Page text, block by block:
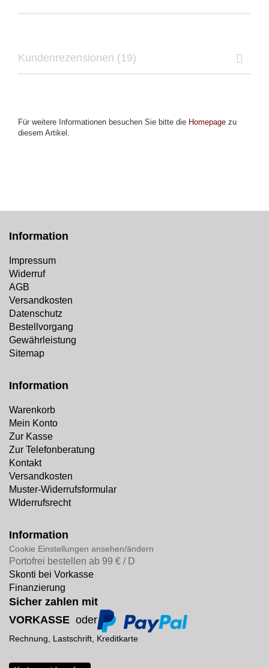
Kundenrezensionen (19)
Für weitere Informationen besuchen Sie bitte die Homepage zu
diesem Artikel.
Information
Impressum
Widerruf
AGB
Versandkosten
Datenschutz
Bestellvorgang
Gewährleistung
Sitemap
Information
Warenkorb
Mein Konto
Zur Kasse
Zur Telefonberatung
Kontakt
Versandkosten
Muster-Widerrufsformular
WIderrufsrecht
Information
Cookie Einstellungen ansehen/ändern
Portofrei bestellen ab 99 € / D
Skonti bei Vorkasse
Finanzierung
Sicher zahlen mit
VORKASSE oder
Rechnung, Lastschrift, Kreditkarte